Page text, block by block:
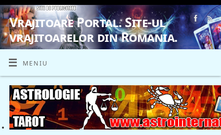
Vrajitoare Portal. Site-ul
vrajitoarelor din Romania.
VRAJITOARE, VRAJITOARELE, VRAJITOARE
MENIU